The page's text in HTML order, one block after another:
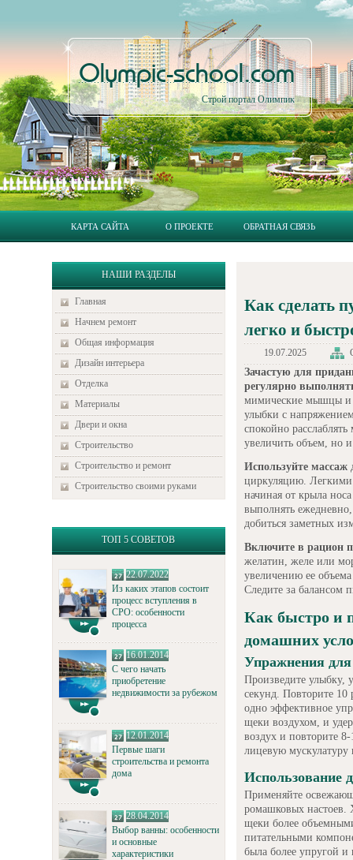
Olympic-school.com
Строй портал Олимпик
КАРТА САЙТА О ПРОЕКТЕ ОБРАТНАЯ СВЯЗЬ
НАШИ РАЗДЕЛЫ
Главная
Начнем ремонт
Общая информация
Дизайн интерьера
Отделка
Материалы
Двери и окна
Строительство
Строительство и ремонт
Строительство своими руками
ТОП 5 СОВЕТОВ
22.07.2022
Из каких этапов состоит
процесс вступления в
СРО: особенности
процесса
16.01.2014
С чего начать
приобретение
недвижимости за рубежом
12.01.2014
Первые шаги
строительства и ремонта
дома
28.04.2014
Выбор ванны: особенности
и основные
характеристики
Как сделать
легко и
19.07.2025
Зачастую для
регулярно
мимические мышцы и
улыбки с
спокойно
увеличить объем, но
Используйте массаж
циркуляцию.
начиная от крыла
выполнять
добиться заметных
Включите в рацион
желатин, желе или
увеличению ее
Следите за балансом
Как быстро и
домашних
Упражнения для
Произведите улыбку,
секунд. Повторите
одно эффективное
щеки воздухом, и
воздух и повторите
лицевую мускулатуру
Использование
Применяйте
ромашковых настоев.
щеки более
питательными
была более упругой и